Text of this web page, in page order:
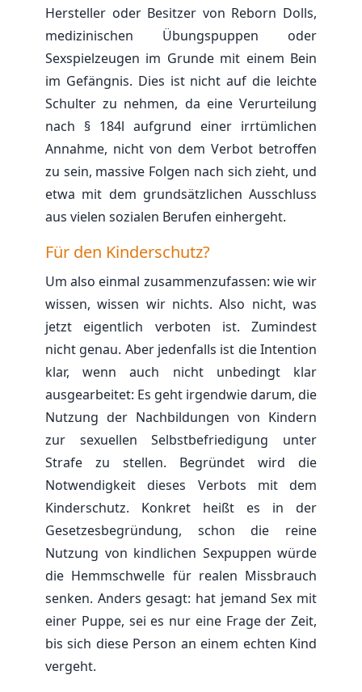
Hersteller oder Besitzer von Reborn Dolls,
medizinischen Übungspuppen oder
Sexspielzeugen im Grunde mit einem Bein
im Gefängnis. Dies ist nicht auf die leichte
Schulter zu nehmen, da eine Verurteilung
nach § 184l aufgrund einer irrtümlichen
Annahme, nicht von dem Verbot betroffen
zu sein, massive Folgen nach sich zieht, und
etwa mit dem grundsätzlichen Ausschluss
aus vielen sozialen Berufen einhergeht.
Für den Kinderschutz?
Um also einmal zusammenzufassen: wie wir
wissen, wissen wir nichts. Also nicht, was
jetzt eigentlich verboten ist. Zumindest
nicht genau. Aber jedenfalls ist die Intention
klar, wenn auch nicht unbedingt klar
ausgearbeitet: Es geht irgendwie darum, die
Nutzung der Nachbildungen von Kindern
zur sexuellen Selbstbefriedigung unter
Strafe zu stellen. Begründet wird die
Notwendigkeit dieses Verbots mit dem
Kinderschutz. Konkret heißt es in der
Gesetzesbegründung, schon die reine
Nutzung von kindlichen Sexpuppen würde
die Hemmschwelle für realen Missbrauch
senken. Anders gesagt: hat jemand Sex mit
einer Puppe, sei es nur eine Frage der Zeit,
bis sich diese Person an einem echten Kind
vergeht.